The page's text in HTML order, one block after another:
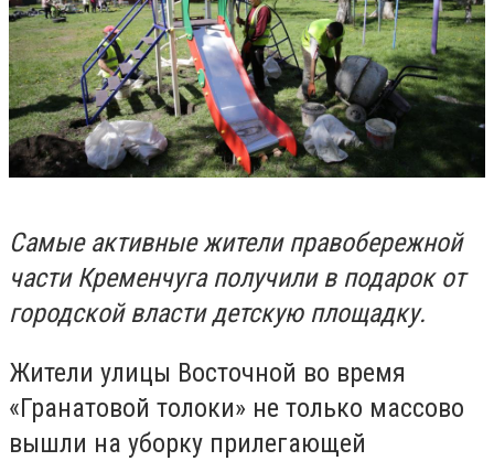
Самые активные жители правобережной
части Кременчуга получили в подарок от
городской власти детскую площадку.
Жители улицы Восточной во время
«Гранатовой толоки» не только массово
вышли на уборку прилегающей